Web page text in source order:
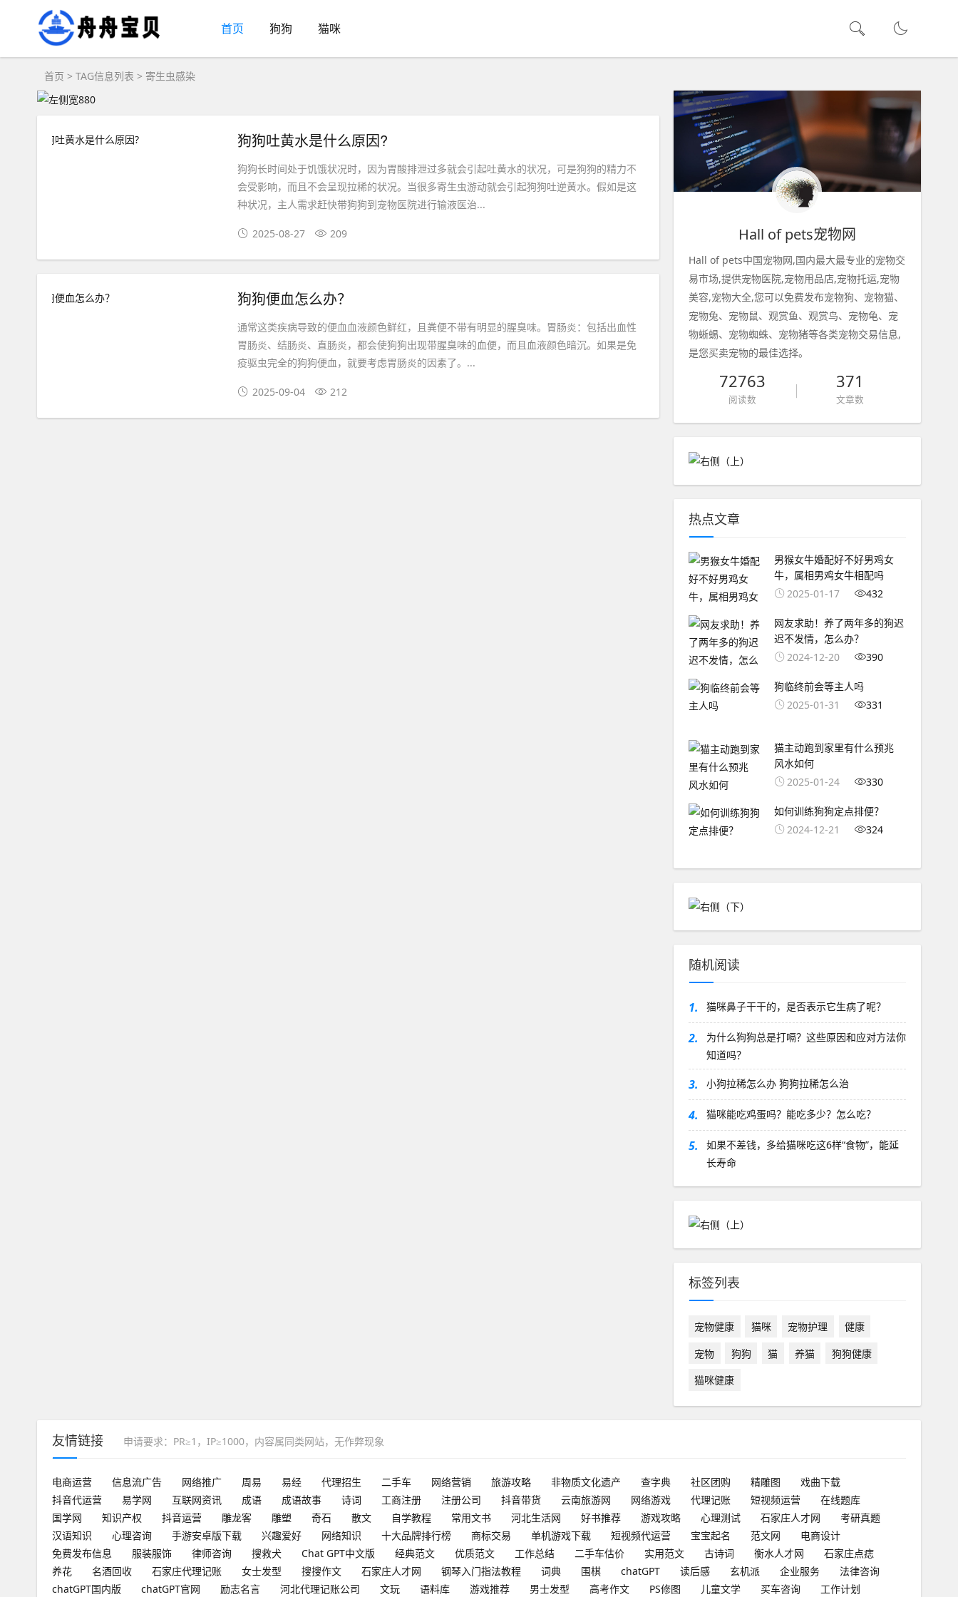
首页 狗狗 猫咪
首页 > TAG信息列表 > 寄生虫感染
狗狗吐黄水是什么原因?
狗狗长时间处于饥饿状况时，因为胃酸排泄过多就会引起吐黄水的状况，可是狗狗的精力不
会受影响，而且不会呈现拉稀的状况。当很多寄生虫游动就会引起狗狗吐逆黄水。假如是这
种状况，主人需求赶快带狗狗到宠物医院进行输液医治...
2025-08-27 209
狗狗便血怎么办？
通常这类疾病导致的便血血液颜色鲜红，且粪便不带有明显的腥臭味。胃肠炎：包括出血性
胃肠炎、结肠炎、直肠炎，都会使狗狗出现带腥臭味的血便，而且血液颜色暗沉。如果是免
疫驱虫完全的狗狗便血，就要考虑胃肠炎的因素了。...
2025-09-04 212
Hall of pets宠物网
Hall of pets中国宠物网,国内最大最专业的宠物交
易市场,提供宠物医院,宠物用品店,宠物托运,宠物
美容,宠物大全,您可以免费发布宠物狗、宠物猫、
宠物兔、宠物鼠、观赏鱼、观赏鸟、宠物龟、宠
物蜥蜴、宠物蜘蛛、宠物猪等各类宠物交易信息,
是您买卖宠物的最佳选择。
72763
阅读数
371
文章数
热点文章
男猴女牛婚配好不好男鸡女
牛，属相男鸡女牛相配吗
2025-01-17
432
网友求助！养了两年多的狗迟
迟不发情，怎么办？
2024-12-20
390
狗临终前会等主人吗
2025-01-31
331
猫主动跑到家里有什么预兆
风水如何
2025-01-24
330
如何训练狗狗定点排便？
2024-12-21
324
随机阅读
1. 猫咪鼻子干干的，是否表示它生病了呢？
2.
为什么狗狗总是打嗝？这些原因和应对方法你
知道吗？
3. 小狗拉稀怎么办 狗狗拉稀怎么治
4. 猫咪能吃鸡蛋吗？能吃多少？怎么吃？
5.
如果不差钱，多给猫咪吃这6样“食物”，能延
长寿命
标签列表
宠物健康 猫咪 宠物护理
健康
宠物
狗狗 猫 养猫
狗狗健康
猫咪健康
友情链接 申请要求：PR≥1，IP≥1000，内容属同类网站，无作弊现象
电商运营 信息流广告 网络推广 周易 易经 代理招生 二手车 网络营销 旅游攻略 非物质文化遗产 查字典 社区团购 精雕图
戏曲下载
抖音代运营
易学网 互联网资讯 成语 成语故事 诗词 工商注册 注册公司 抖音带货 云南旅游网 网络游戏 代理记账 短视频运营
在线题库
国学网
知识产权 抖音运营 雕龙客 雕塑 奇石 散文 自学教程 常用文书 河北生活网 好书推荐 游戏攻略 心理测试 石家庄人才网
考研真题
汉语知识
心理咨询 手游安卓版下载 兴趣爱好 网络知识 十大品牌排行榜 商标交易 单机游戏下载 短视频代运营 宝宝起名 范文网
电商设计
免费发布信息
服装服饰 律师咨询 搜救犬 Chat GPT中文版 经典范文 优质范文 工作总结 二手车估价 实用范文 古诗词 衡水人才网
石家庄点痣
养花
名酒回收 石家庄代理记账 女士发型 搜搜作文 石家庄人才网 钢琴入门指法教程 词典 围棋 chatGPT 读后感 玄机派 企业服务
法律咨询
chatGPT国内版
chatGPT官网 励志名言 河北代理记账公司 文玩 语料库 游戏推荐 男士发型 高考作文 PS修图 儿童文学 买车咨询 工作计划